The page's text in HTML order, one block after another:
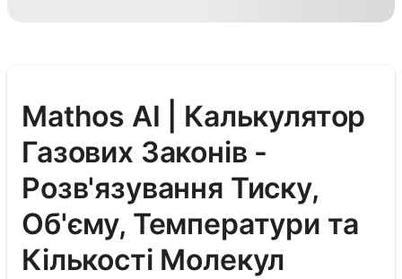
Mathos AI | Калькулятор
Газових Законів -
Розв'язування Тиску,
Об'єму, Температури та
Кількості Молекул